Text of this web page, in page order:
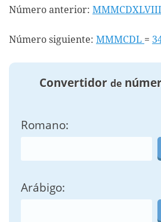
Número anterior: MMMCDXLVIII
Número siguiente: MMMCDL =
Convertidor de
Romano:
Arábigo: